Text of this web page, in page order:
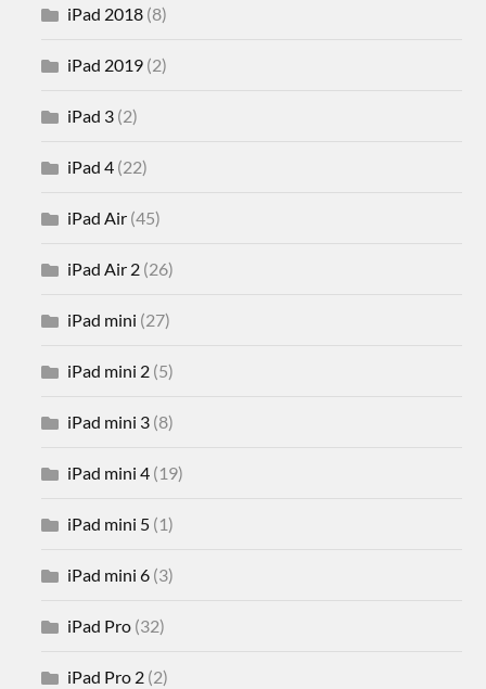
iPad 2018 (8)
iPad 2019 (2)
iPad 3 (2)
iPad 4 (22)
iPad Air (45)
iPad Air 2 (26)
iPad mini (27)
iPad mini 2 (5)
iPad mini 3 (8)
iPad mini 4 (19)
iPad mini 5 (1)
iPad mini 6 (3)
iPad Pro (32)
iPad Pro 2 (2)